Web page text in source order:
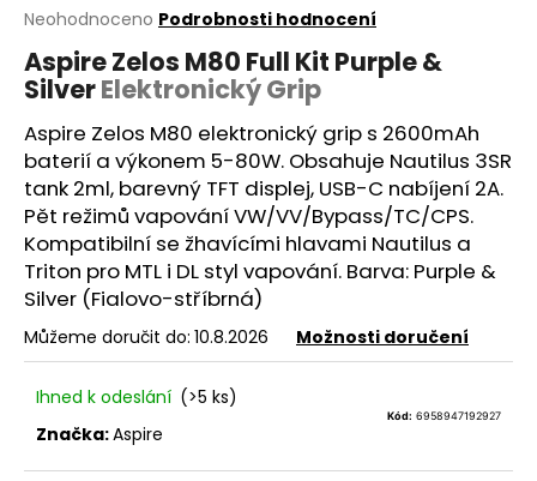
Průměrné
produktu
je
z
5
hvězdiček.
Neohodnoceno Podrobnosti hodnocení
Aspire Zelos M80 Full Kit Purple &
SilverElektronický Grip
Aspire Zelos M80 elektronický grip s 2600mAh
baterií a výkonem 5-80W. Obsahuje Nautilus 3SR
tank 2ml, barevný TFT displej, USB-C nabíjení 2A.
Pět režimů vapováníVW/VV/Bypass/TC/CPS.
Kompatibilní se žhavícími hlavami Nautilus a
Triton pro MTL i DL styl vapování. Barva: Purple &
Silver (Fialovo-stříbrná)
Můžeme doručit do: 10.8.2026 Možnosti doručení
Ihned k odeslání (>5 ks)
Kód: 6958947192927
Značka:Aspire
a
j
í
t
?
HLEDAT
D
o
p
o